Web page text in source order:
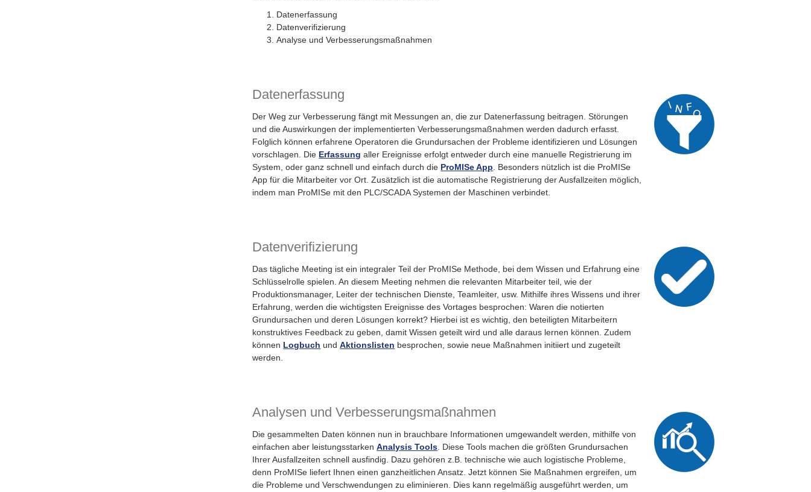
Datenerfassung
Datenverifizierung
Analyse und Verbesserungsmaßnahmen
Datenerfassung
Der Weg zur Verbesserung fängt mit Messungen an, die zur Datenerfassung beitragen. Störungen
und die Auswirkungen der implementierten Verbesserungsmaßnahmen werden dadurch erfasst.
Folglich können erfahrene Operatoren die Grundursachen der Probleme identifizieren und Lösungen
vorschlagen. Die Erfassung aller Ereignisse erfolgt entweder durch eine manuelle Registrierung im
System, oder ganz schnell und einfach durch die ProMISe App . Besonders nützlich ist die ProMISe
App für die Mitarbeiter vor Ort. Zusätzlich ist die automatische Registrierung der Ausfallzeiten möglich,
indem man ProMISe mit den PLC/SCADA Systemen der Maschinen verbindet.
Datenverifizierung
Das tägliche Meeting ist ein integraler Teil der ProMISe Methode, bei dem Wissen und Erfahrung eine
Schlüsselrolle spielen. An diesem Meeting nehmen die relevanten Mitarbeiter teil, wie der
Produktionsmanager, Leiter der technischen Dienste, Teamleiter, usw. Mithilfe ihres Wissens und ihrer
Erfahrung, werden die wichtigsten Ereignisse des Vortages besprochen: Waren die notierten
Grundursachen und deren Lösungen korrekt? Hierbei ist es wichtig, den beteiligten Mitarbeitern
konstruktives Feedback zu geben, damit Wissen geteilt wird und alle daraus lernen können. Zudem
können Logbuch undAktionslisten besprochen, sowie neue Maßnahmen initiiert und zugeteilt
werden.
Analysen und Verbesserungsmaßnahmen
Die gesammelten Daten können nun in brauchbare Informationen umgewandelt werden, mithilfe von
einfachen aber leistungsstarkenAnalysis Tools . Diese Tools machen die größten Grundursachen
Ihrer Ausfallzeiten schnell ausfindig. Dazu gehören z.B. technische wie auch logistische Probleme,
denn ProMISe liefert Ihnen einen ganzheitlichen Ansatz. Jetzt können Sie Maßnahmen ergreifen, um
die Probleme und Verschwendungen zu eliminieren. Dies kann regelmäßig ausgeführt werden, um